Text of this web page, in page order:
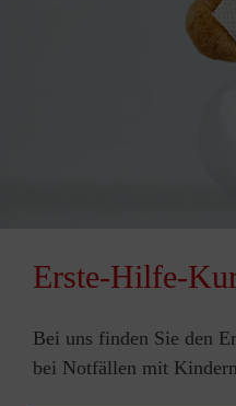
Erste-Hilfe-
Bei uns finden Sie den
bei Notfällen mit